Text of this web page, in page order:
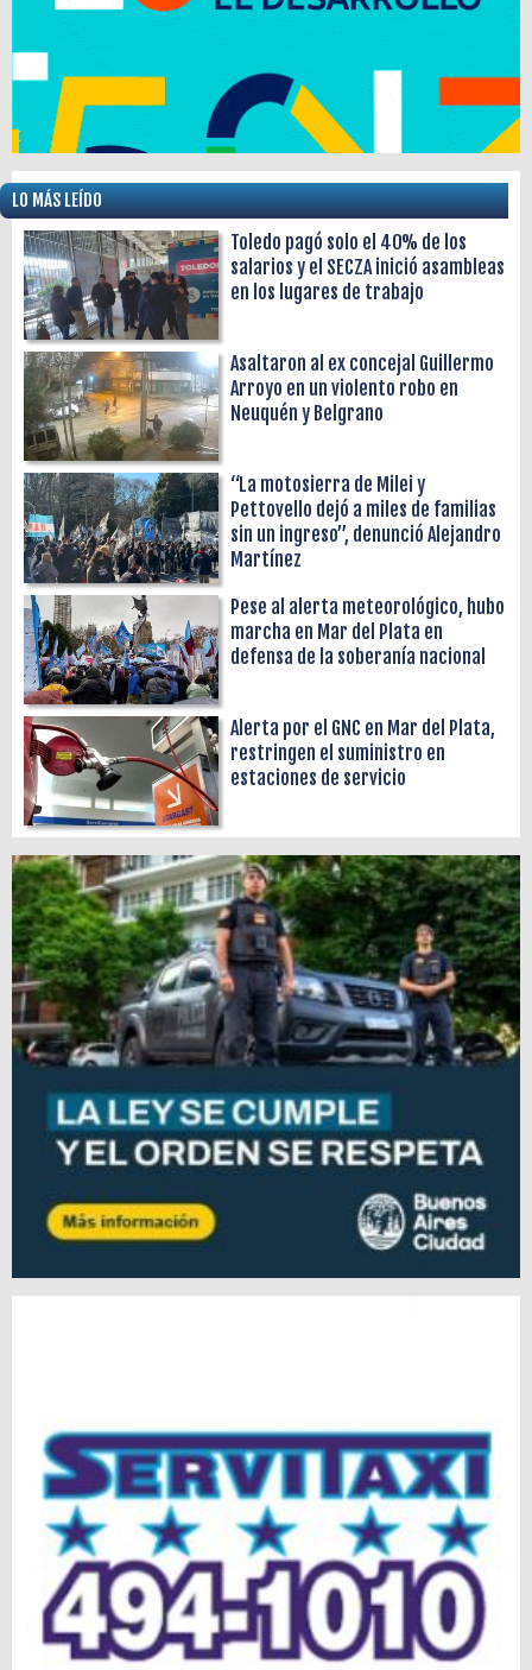
LO MÁS LEÍDO
Toledo pagó solo el 40% de los
salarios y el SECZA inició asambleas
en los lugares de trabajo
Asaltaron al ex concejal Guillermo
Arroyo en un violento robo en
Neuquén y Belgrano
“La motosierra de Milei y
Pettovello dejó a miles de familias
sin un ingreso”, denunció Alejandro
Martínez
Pese al alerta meteorológico, hubo
marcha en Mar del Plata en
defensa de la soberanía nacional
Alerta por el GNC en Mar del Plata,
restringen el suministro en
estaciones de servicio